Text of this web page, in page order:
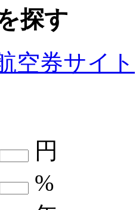
探す
空券サイト
円
%